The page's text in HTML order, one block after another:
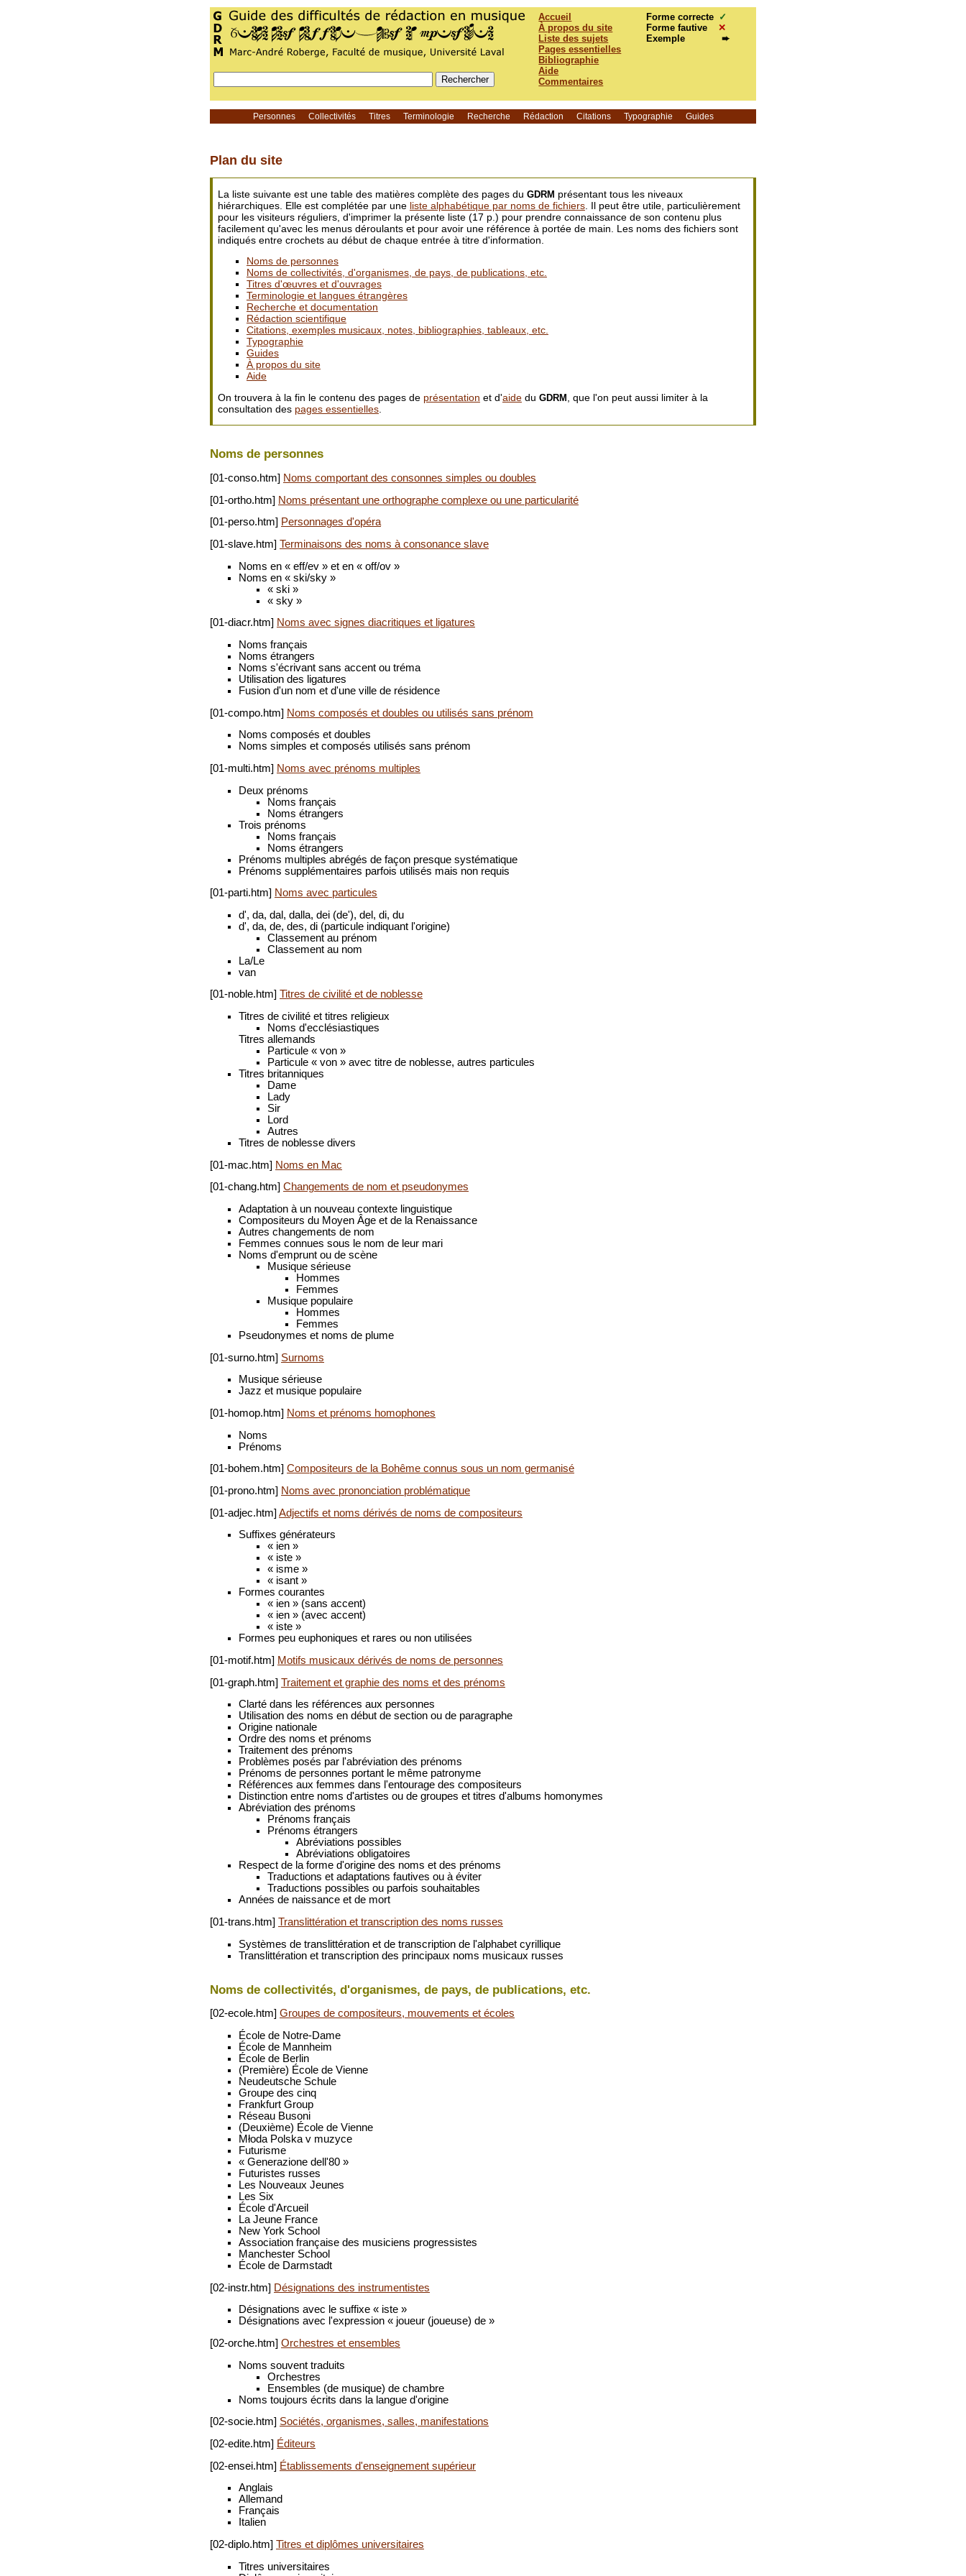
Accueil
À propos du site
Liste des sujets
Pages essentielles
Bibliographie
Aide
Commentaires
Forme correcte ✓
Forme fautive✕
Exemple➨
Personnes Collectivités Titres Terminologie Recherche Rédaction Citations Typographie Guides
Plan du site
La liste suivante est une table des matières complète des pages du GDRM présentant tous les niveaux
hiérarchiques. Elle est complétée par une liste alphabétique par noms de fichiers. Il peut être utile, particulièrement
pour les visiteurs réguliers, d'imprimer la présente liste (17 p.) pour prendre connaissance de son contenu plus
facilement qu'avec les menus déroulants et pour avoir une référence à portée de main. Les noms des fichiers sont
indiqués entre crochets au début de chaque entrée à titre d'information.
Noms de personnes
Noms de collectivités, d'organismes, de pays, de publications, etc.
Titres d'œuvres et d'ouvrages
Terminologie et langues étrangères
Recherche et documentation
Rédaction scientifique
Citations, exemples musicaux, notes, bibliographies, tableaux, etc.
Typographie
Guides
À propos du site
Aide
On trouvera à la fin le contenu des pages de présentation et d'aidedu GDRM , que l'on peut aussi limiter à la
consultation des pages essentielles.
Noms de personnes
[01-conso.htm] Noms comportant des consonnes simples ou doubles
[01-ortho.htm] Noms présentant une orthographe complexe ou une particularité
[01-perso.htm] Personnages d'opéra
[01-slave.htm] Terminaisons des noms à consonance slave
Noms en « eff/ev » et en « off/ov »
Noms en « ski/sky »
« ski »
« sky »
[01-diacr.htm] Noms avec signes diacritiques et ligatures
Noms français
Noms étrangers
Noms s'écrivant sans accent ou tréma
Utilisation des ligatures
Fusion d'un nom et d'une ville de résidence
[01-compo.htm] Noms composés et doubles ou utilisés sans prénom
Noms composés et doubles
Noms simples et composés utilisés sans prénom
[01-multi.htm] Noms avec prénoms multiples
Deux prénoms
Noms français
Noms étrangers
Trois prénoms
Noms français
Noms étrangers
Prénoms multiples abrégés de façon presque systématique
Prénoms supplémentaires parfois utilisés mais non requis
[01-parti.htm] Noms avec particules
d', da, dal, dalla, dei (de'), del, di, du
d', da, de, des, di (particule indiquant l'origine)
Classement au prénom
Classement au nom
La/Le
van
[01-noble.htm] Titres de civilité et de noblesse
Titres de civilité et titres religieux
Noms d'ecclésiastiques
Titres allemands
Particule « von »
Particule « von » avec titre de noblesse, autres particules
Titres britanniques
Dame
Lady
Sir
Lord
Autres
Titres de noblesse divers
[01-mac.htm] Noms en Mac
[01-chang.htm] Changements de nom et pseudonymes
Adaptation à un nouveau contexte linguistique
Compositeurs du Moyen Âge et de la Renaissance
Autres changements de nom
Femmes connues sous le nom de leur mari
Noms d'emprunt ou de scène
Musique sérieuse
Hommes
Femmes
Musique populaire
Hommes
Femmes
Pseudonymes et noms de plume
[01-surno.htm] Surnoms
Musique sérieuse
Jazz et musique populaire
[01-homop.htm] Noms et prénoms homophones
Noms
Prénoms
[01-bohem.htm] Compositeurs de la Bohême connus sous un nom germanisé
[01-prono.htm] Noms avec prononciation problématique
[01-adjec.htm] Adjectifs et noms dérivés de noms de compositeurs
Suffixes générateurs
« ien »
« iste »
« isme »
« isant »
Formes courantes
« ien » (sans accent)
« ien » (avec accent)
« iste »
Formes peu euphoniques et rares ou non utilisées
[01-motif.htm] Motifs musicaux dérivés de noms de personnes
[01-graph.htm] Traitement et graphie des noms et des prénoms
Clarté dans les références aux personnes
Utilisation des noms en début de section ou de paragraphe
Origine nationale
Ordre des noms et prénoms
Traitement des prénoms
Problèmes posés par l'abréviation des prénoms
Prénoms de personnes portant le même patronyme
Références aux femmes dans l'entourage des compositeurs
Distinction entre noms d'artistes ou de groupes et titres d'albums homonymes
Abréviation des prénoms
Prénoms français
Prénoms étrangers
Abréviations possibles
Abréviations obligatoires
Respect de la forme d'origine des noms et des prénoms
Traductions et adaptations fautives ou à éviter
Traductions possibles ou parfois souhaitables
Années de naissance et de mort
[01-trans.htm] Translittération et transcription des noms russes
Systèmes de translittération et de transcription de l'alphabet cyrillique
Translittération et transcription des principaux noms musicaux russes
Noms de collectivités, d'organismes, de pays, de publications, etc.
[02-ecole.htm] Groupes de compositeurs, mouvements et écoles
École de Notre-Dame
École de Mannheim
École de Berlin
(Première) École de Vienne
Neudeutsche Schule
Groupe des cinq
Frankfurt Group
Réseau Busoni
(Deuxième) École de Vienne
Młoda Polska v muzyce
Futurisme
« Generazione dell'80 »
Futuristes russes
Les Nouveaux Jeunes
Les Six
École d'Arcueil
La Jeune France
New York School
Association française des musiciens progressistes
Manchester School
École de Darmstadt
[02-instr.htm] Désignations des instrumentistes
Désignations avec le suffixe « iste »
Désignations avec l'expression « joueur (joueuse) de »
[02-orche.htm] Orchestres et ensembles
Noms souvent traduits
Orchestres
Ensembles (de musique) de chambre
Noms toujours écrits dans la langue d'origine
[02-socie.htm] Sociétés, organismes, salles, manifestations
[02-edite.htm] Éditeurs
[02-ensei.htm] Établissements d'enseignement supérieur
Anglais
Allemand
Français
Italien
[02-diplo.htm] Titres et diplômes universitaires
Titres universitaires